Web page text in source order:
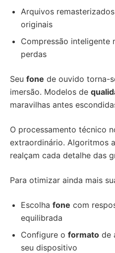
Arquivos
originais
Compressão inteligente
perdas
Seu fone de ouvido torna-
imersão. Modelos de
maravilhas antes
O processamento técnico
extraordinário. Algoritmos
realçam cada detalhe das
Para otimizar ainda mais
Escolha fone com
equilibrada
Configure o formato de
seu dispositivo